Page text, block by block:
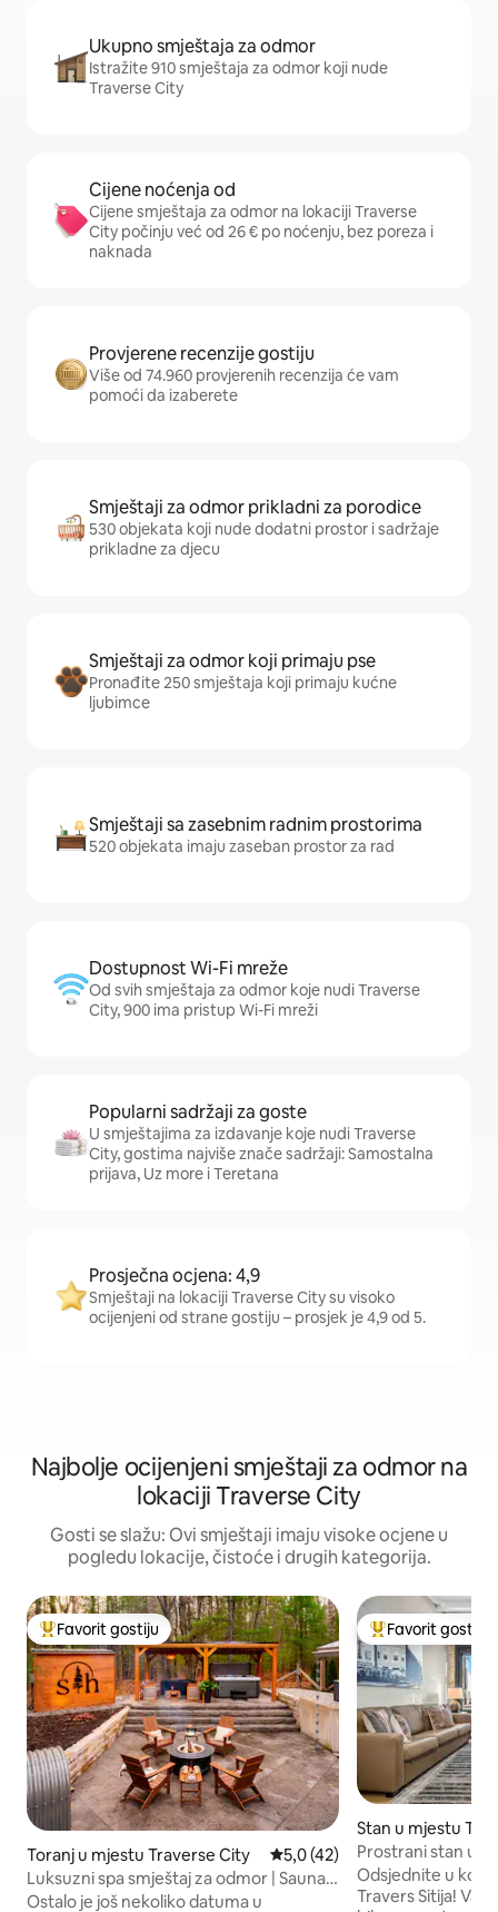
Ukupno smještaja za odmor
Istražite 910 smještaja za odmor koji nude
Traverse City
Cijene noćenja od
Cijene smještaja za odmor na lokaciji Traverse
City počinju već od 26 € po noćenju, bez poreza i
naknada
Provjerene recenzije gostiju
Više od 74.960 provjerenih recenzija će vam
pomoći da izaberete
Smještaji za odmor prikladni za porodice
530 objekata koji nude dodatni prostor i sadržaje
prikladne za djecu
Smještaji za odmor koji primaju pse
Pronađite 250 smještaja koji primaju kućne
ljubimce
Smještaji sa zasebnim radnim prostorima
520 objekata imaju zaseban prostor za rad
Dostupnost Wi-Fi mreže
Od svih smještaja za odmor koje nudi Traverse
City, 900 ima pristup Wi-Fi mreži
Popularni sadržaji za goste
U smještajima za izdavanje koje nudi Traverse
City, gostima najviše znače sadržaji: Samostalna
prijava, Uz more i Teretana
Prosječna ocjena: 4,9
Smještaji na lokaciji Traverse City su visoko
ocijenjeni od strane gostiju – prosjek je 4,9 od 5.
Najbolje ocijenjeni smještaji za odmor na
lokaciji Traverse City
Gosti se slažu: Ovi smještaji imaju visoke ocjene u
pogledu lokacije, čistoće i drugih kategorija.
Glavni favorit gostiju
Favorit gostiju
Toranj u mjestu Traverse City prosječna ocjena 5,0 od 5,
5,0 (42)
Luksuzni spa smještaj za odmor | Sauna,
hidromasažna kada i krovna terasa
Ostalo je još nekoliko datuma u
Glavni favorit
Favorit gostiju
Stan u mjestu
Prostrani stan u
istorijskom
Odsjednite u
Travers Sitija! Vatrogasna stanica One je